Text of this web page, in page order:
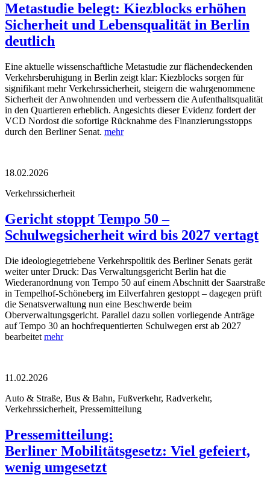
Metastudie belegt: Kiezblocks erhöhen
Sicherheit und Lebensqualität in Berlin
deutlich
Eine aktuelle wissenschaftliche Metastudie zur flächendeckenden
Verkehrsberuhigung in Berlin zeigt klar: Kiezblocks sorgen für
signifikant mehr Verkehrssicherheit, steigern die wahrgenommene
Sicherheit der Anwohnenden und verbessern die Aufenthaltsqualität
in den Quartieren erheblich. Angesichts dieser Evidenz fordert der
VCD Nordost die sofortige Rücknahme des Finanzierungsstopps
durch den Berliner Senat. mehr
18.02.2026
Verkehrssicherheit
Gericht stoppt Tempo 50 –
Schulwegsicherheit wird bis 2027 vertagt
Die ideologiegetriebene Verkehrspolitik des Berliner Senats gerät
weiter unter Druck: Das Verwaltungsgericht Berlin hat die
Wiederanordnung von Tempo 50 auf einem Abschnitt der Saarstraße
in Tempelhof-Schöneberg im Eilverfahren gestoppt – dagegen prüft
die Senatsverwaltung nun eine Beschwerde beim
Oberverwaltungsgericht. Parallel dazu sollen vorliegende Anträge
auf Tempo 30 an hochfrequentierten Schulwegen erst ab 2027
bearbeitet mehr
11.02.2026
Auto & Straße, Bus & Bahn, Fußverkehr, Radverkehr,
Verkehrssicherheit, Pressemitteilung
Pressemitteilung:
Berliner Mobilitätsgesetz: Viel gefeiert,
wenig umgesetzt